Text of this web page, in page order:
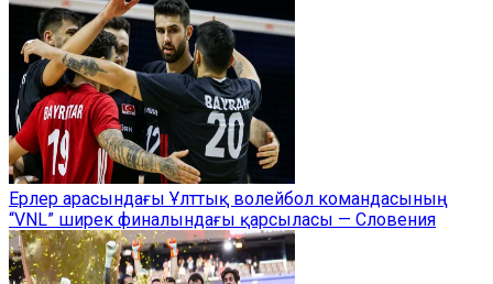
Ерлер арасындағы Ұлттық волейбол командасының
“VNL” ширек финалындағы қарсыласы — Словения